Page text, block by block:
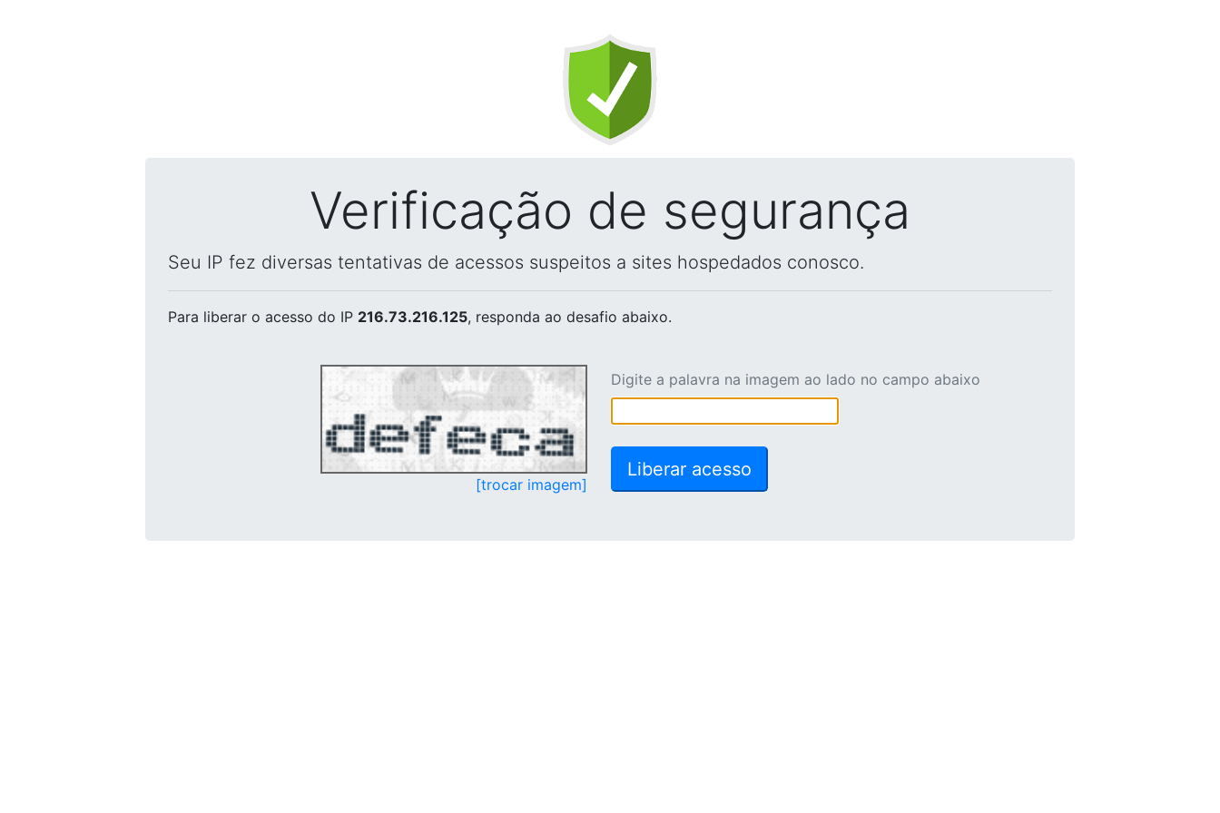
Verificação de segurança
Seu IP fez diversas tentativas de acessos suspeitos a sites hospedados conosco.
Para liberar o acesso do IP 216.73.216.125, responda ao desafio abaixo.
[trocar imagem]
Digite a palavra na imagem ao lado no campo abaixo